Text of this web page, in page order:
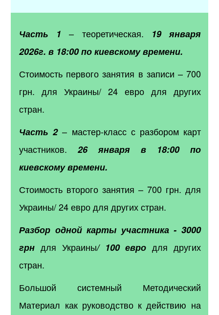
Часть 1 – теоретическая. 19 января
2026г. в 18:00 по киевскому времени.
Стоимость первого занятия в записи – 700
грн. для Украины/ 24 евро для других
стран.
Часть 2– мастер-класс с разбором карт
участников.26 января в 18:00 по
киевскому времени.
Стоимость второго занятия – 700 грн. для
Украины/ 24 евро для других стран.
Разбор одной карты участника - 3000
грндля Украины/ 100 евро для других
стран.
Большой системный Методический
Материал как руководство к действию на